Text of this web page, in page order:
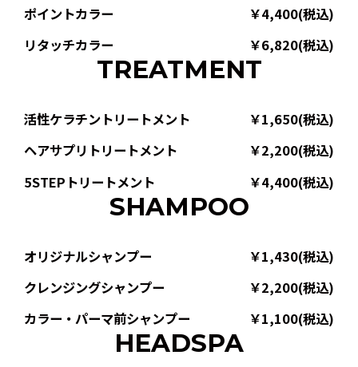
ポイントカラー
￥4,400(税込)
リタッチカラー
￥6,820(税込)
TREATMENT
活性ケラチントリートメント
￥1,650(税込)
ヘアサプリトリートメント
￥2,200(税込)
5STEPトリートメント
￥4,400(税込)
SHAMPOO
オリジナルシャンプー
￥1,430(税込)
クレンジングシャンプー
￥2,200(税込)
カラー・パーマ前シャンプー
￥1,100(税込)
HEADSPA